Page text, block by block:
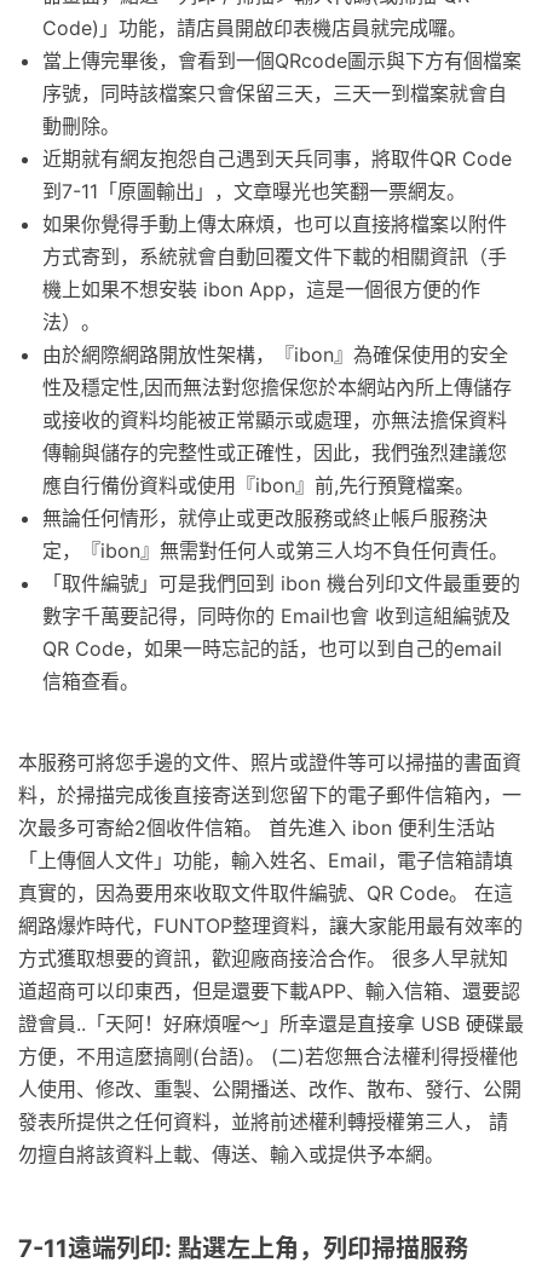
Code)」功能，請店員開啟印表機店員就完成囉。
當上傳完畢後，會看到一個QRcode圖示與下方有個檔案
序號，同時該檔案只會保留三天，三天一到檔案就會自
動刪除。
近期就有網友抱怨自己遇到天兵同事，將取件QR Code
到7-11「原圖輸出」，文章曝光也笑翻一票網友。
如果你覺得手動上傳太麻煩，也可以直接將檔案以附件
方式寄到，系統就會自動回覆文件下載的相關資訊（手
機上如果不想安裝 ibon App，這是一個很方便的作
法）。
由於網際網路開放性架構，『ibon』為確保使用的安全
性及穩定性,因而無法對您擔保您於本網站內所上傳儲存
或接收的資料均能被正常顯示或處理，亦無法擔保資料
傳輸與儲存的完整性或正確性，因此，我們強烈建議您
應自行備份資料或使用『ibon』前,先行預覽檔案。
無論任何情形，就停止或更改服務或終止帳戶服務決
定，『ibon』無需對任何人或第三人均不負任何責任。
「取件編號」可是我們回到 ibon 機台列印文件最重要的
數字千萬要記得，同時你的 Email也會 收到這組編號及
QR Code，如果一時忘記的話，也可以到自己的email
信箱查看。
本服務可將您手邊的文件、照片或證件等可以掃描的書面資
料，於掃描完成後直接寄送到您留下的電子郵件信箱內，一
次最多可寄給2個收件信箱。 首先進入 ibon 便利生活站
「上傳個人文件」功能，輸入姓名、Email，電子信箱請填
真實的，因為要用來收取文件取件編號、QR Code。 在這
網路爆炸時代，FUNTOP整理資料，讓大家能用最有效率的
方式獲取想要的資訊，歡迎廠商接洽合作。 很多人早就知
道超商可以印東西，但是還要下載APP、輸入信箱、還要認
證會員..「天阿！好麻煩喔～」所幸還是直接拿 USB 硬碟最
方便，不用這麼搞剛(台語)。 (二)若您無合法權利得授權他
人使用、修改、重製、公開播送、改作、散布、發行、公開
發表所提供之任何資料，並將前述權利轉授權第三人， 請
勿擅自將該資料上載、傳送、輸入或提供予本網。
7-11遠端列印: 點選左上角，列印掃描服務